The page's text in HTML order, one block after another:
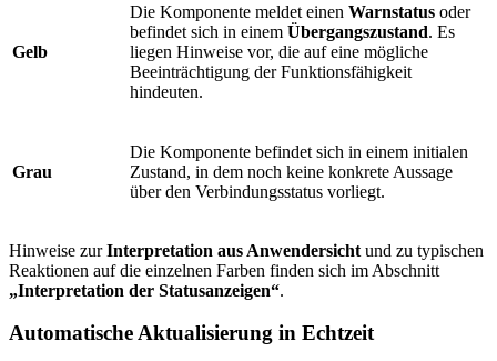
Gelb
Die Komponente meldet einen Warnstatus oder
befindet sich in einem Übergangszustand. Es
liegen Hinweise vor, die auf eine mögliche
Beeinträchtigung der Funktionsfähigkeit
hindeuten.
Grau
Die Komponente befindet sich in einem initialen
Zustand, in dem noch keine konkrete Aussage
über den Verbindungsstatus vorliegt.
Hinweise zurInterpretation aus Anwendersicht und zu typischen
Reaktionen auf die einzelnen Farben finden sich im Abschnitt
„Interpretation der Statusanzeigen“.
Automatische Aktualisierung in Echtzeit